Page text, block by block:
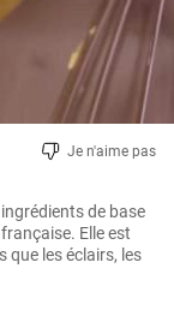
Je n'aime pas
de base
Elle est
que les éclairs, les